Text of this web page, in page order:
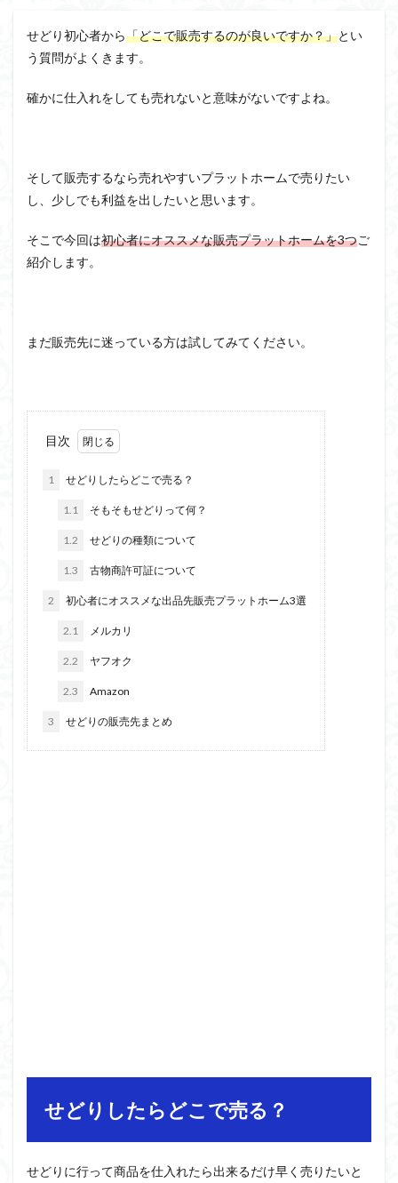
せどり初心者から「どこで販売するのが良いですか？」とい
う質問がよくきます。
確かに仕入れをしても売れないと意味がないですよね。
そして販売するなら売れやすいプラットホームで売りたい
し、少しでも利益を出したいと思います。
そこで今回は初心者にオススメな販売プラットホームを3つご
紹介します。
まだ販売先に迷っている方は試してみてください。
目次
1 せどりしたらどこで売る？
1.1 そもそもせどりって何？
1.2 せどりの種類について
1.3 古物商許可証について
2 初心者にオススメな出品先販売プラットホーム3選
2.1 メルカリ
2.2 ヤフオク
2.3 Amazon
3 せどりの販売先まとめ
せどりしたらどこで売る？
せどりに行って商品を仕入れたら出来るだけ早く売りたいと